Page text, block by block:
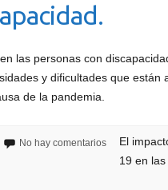
las personas con
y dificultades que están
de la pandemia.
No hay comentarios
El
19 en